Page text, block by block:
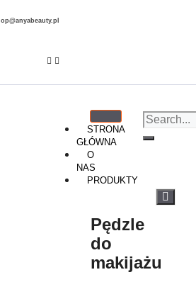
STRONA
GŁÓWNA
O
NAS
PRODUKTY
Pędzle
do
makijażu